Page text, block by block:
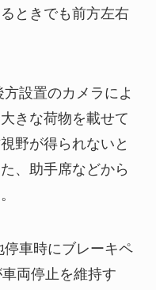
ときでも前方左右
方設置のカメラによ
きな荷物を載せて
野が得られないと
、助手席などから
停車時にブレーキペ
両停止を維持す